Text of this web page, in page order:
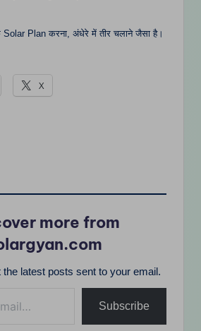
Plan करना, अंधेरे में तीर चलाने जैसा है।
X
more from
the latest posts sent to your email.
Subscribe